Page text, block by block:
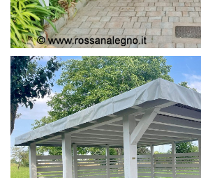
PERGOLA COPERTURA MOBILE